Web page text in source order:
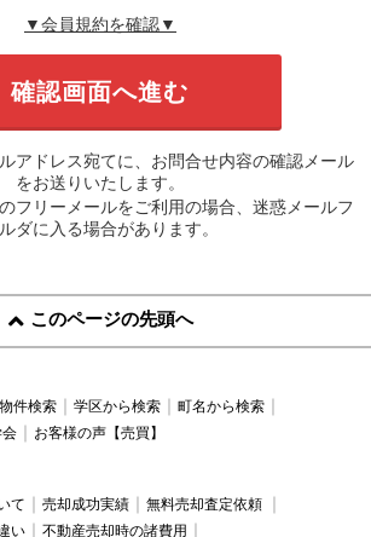
▼会員規約を確認▼
アドレス宛てに、お問合せ内容の確認メール
をお送りいたします。
フリーメールをご利用の場合、迷惑メールフ
ダに入る場合があります。
このページの先頭へ
件検索 学区から検索
町名から検索
お客様の声【売買】
て 売却成功実績
無料売却査定依頼
い
不動産売却時の諸費用